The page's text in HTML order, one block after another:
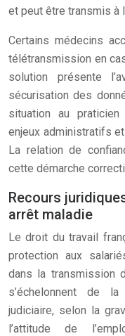
et peut être transmis à
Certains médecins
télétransmission en
solution présente
sécurisation des
situation au
enjeux administratifs
La relation de
cette démarche
Recours
arrêt maladie
Le droit du travail
protection aux
dans la transmission
s’échelonnent de
judiciaire, selon la
l’attitude de